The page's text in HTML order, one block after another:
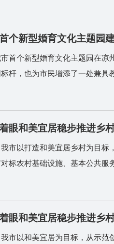
个新型婚育文化主题园
首个新型婚育文化主题园在
杆，也为市民增添了一处兼具
眼和美宜居稳步推进乡
市以打造和美宜居乡村为目
标农村基础设施、基本公共服
眼和美宜居稳步推进乡
市以和美宜居为目标，从示